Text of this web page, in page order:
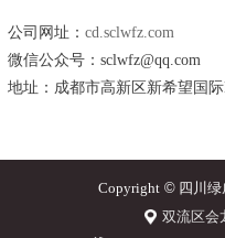
公司网址： cd.sclwfz.com
微信公众号：sclwfz@qq.com
地址：成都市高新区新希望国
Copyright©四川绿
双流区会